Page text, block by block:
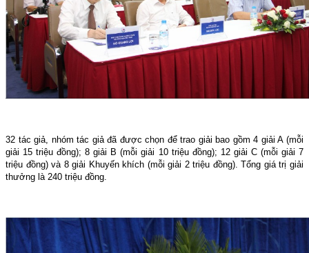
32 tác giả, nhóm tác giả đã được chọn để trao giải bao gồm 4 giải A (mỗi
giải 15 triệu đồng); 8 giải B (mỗi giải 10 triệu đồng); 12 giải C (mỗi giải 7
triệu đồng) và 8 giải Khuyến khích (mỗi giải 2 triệu đồng). Tổng giá trị giải
thưởng là 240 triệu đồng.